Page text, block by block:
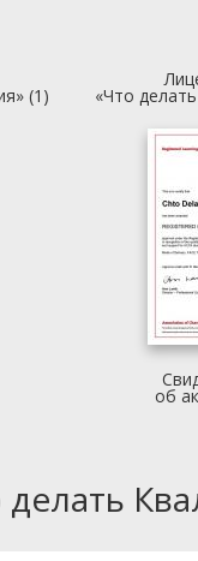
(1) «Что
об
делать